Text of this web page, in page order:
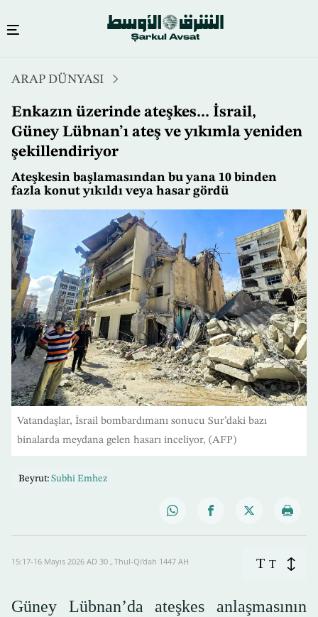
atla
ARAP DÜNYASI
Enkazın üzerinde ateşkes... İsrail,
Güney Lübnan’ı ateş ve yıkımla yeniden
şekillendiriyor
Ateşkesin başlamasından bu yana 10 binden
fazla konut yıkıldı veya hasar gördü
Vatandaşlar, İsrail bombardımanı sonucu Sur’daki bazı
binalarda meydana gelen hasarı inceliyor, (AFP)
Beyrut: Subhi Emhez
15:17-16 Mayıs 2026 AD ـ 30 Thul-Qi’dah 1447 AH T T
Güney Lübnan’da ateşkes anlaşmasının